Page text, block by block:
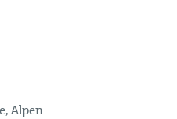
Alpen